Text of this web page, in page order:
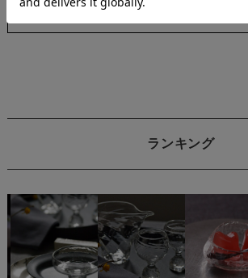
電子レンジ、食器洗浄機、乾燥機には入れないでく
ランキング